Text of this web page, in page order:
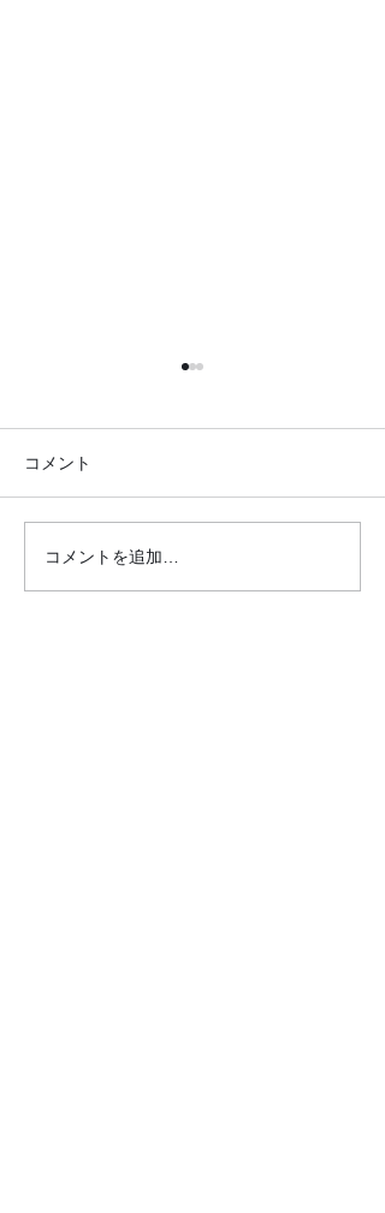
●26.7.25 はれの日サロ
ン●
コメント
コメントを追加…